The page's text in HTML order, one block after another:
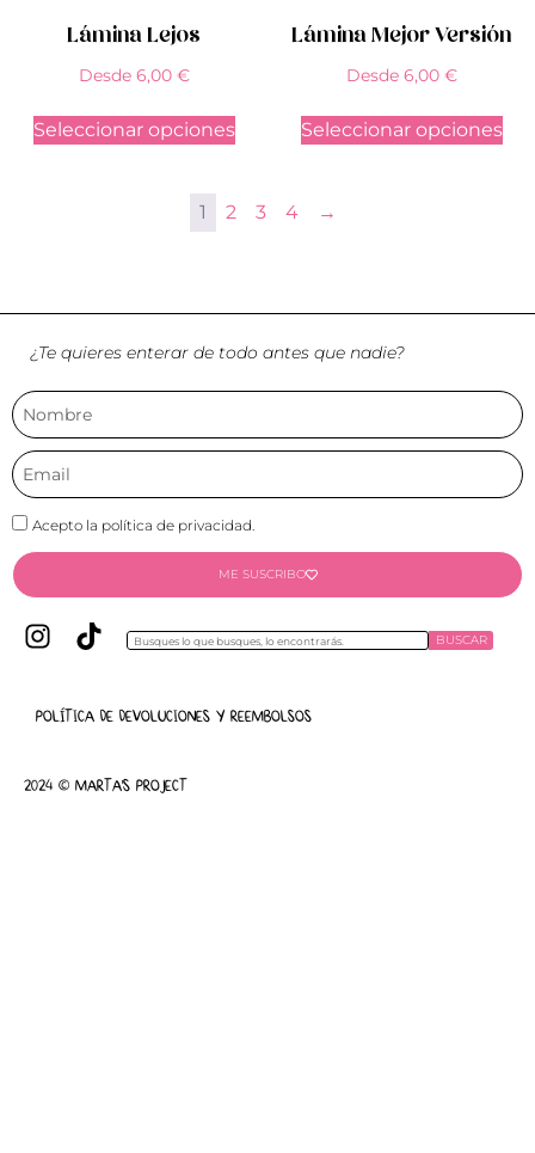
Lámina Lejos
Desde 6,00 €
Seleccionar opciones
Lámina Mejor Versión
Desde 6,00 €
Seleccionar opciones
1 2 3 4 →
¿Te quieres enterar de todo antes que nadie?
Acepto la política de privacidad.
ME SUSCRIBO
BUSCAR
POLÍTICA DE DEVOLUCIONES Y REEMBOLSOS
2024 © MARTA'S PROJECT